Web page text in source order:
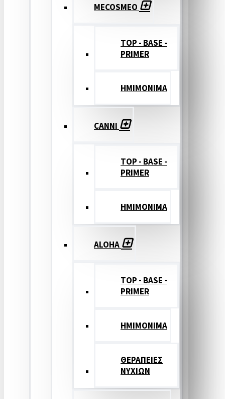
MECOSMEO
TOP - BASE -
PRIMER
ΗΜΙΜΟΝΙΜΑ
CANNI
TOP - BASE -
PRIMER
ΗΜΙΜΟΝΙΜΑ
ALOHA
TOP - BASE -
PRIMER
ΗΜΙΜΟΝΙΜΑ
ΘΕΡΑΠΕΙΕΣ
ΝΥΧΙΩΝ